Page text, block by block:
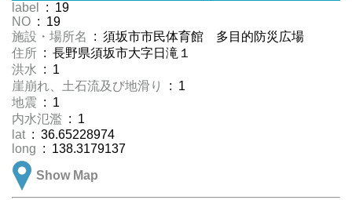
label
: 19
NO : 19
施設・場所名
: 須坂市市民体育館 多目的防災広場
住所 : 長野県須坂市大字日滝１
洪水
: 1
崖崩れ、土石流及び地滑り
: 1
地震 : 1
内水氾濫 : 1
lat : 36.65228974
long : 138.3179137
Show Map